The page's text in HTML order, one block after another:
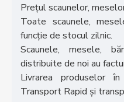
Prețul scaunelor,
Toate scaunele,
funcție de stocul zilnic.
Scaunele, mesele,
distribuite de noi au
Livrarea produselor
Transport Rapid și